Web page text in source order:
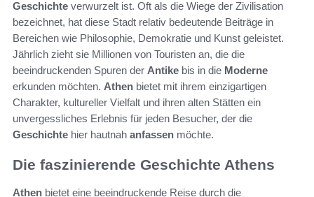
Geschichte verwurzelt ist. Oft als die Wiege der Zivilisation
bezeichnet, hat diese Stadt relativ bedeutende Beiträge in
Bereichen wie Philosophie, Demokratie und Kunst geleistet.
Jährlich zieht sie Millionen von Touristen an, die die
beeindruckenden Spuren der Antike bis in die Moderne
erkunden möchten. Athen bietet mit ihrem einzigartigen
Charakter, kultureller Vielfalt und ihren alten Stätten ein
unvergessliches Erlebnis für jeden Besucher, der die
Geschichte hier hautnah anfassen möchte.
Die faszinierende Geschichte Athens
Athen bietet eine beeindruckende Reise durch die